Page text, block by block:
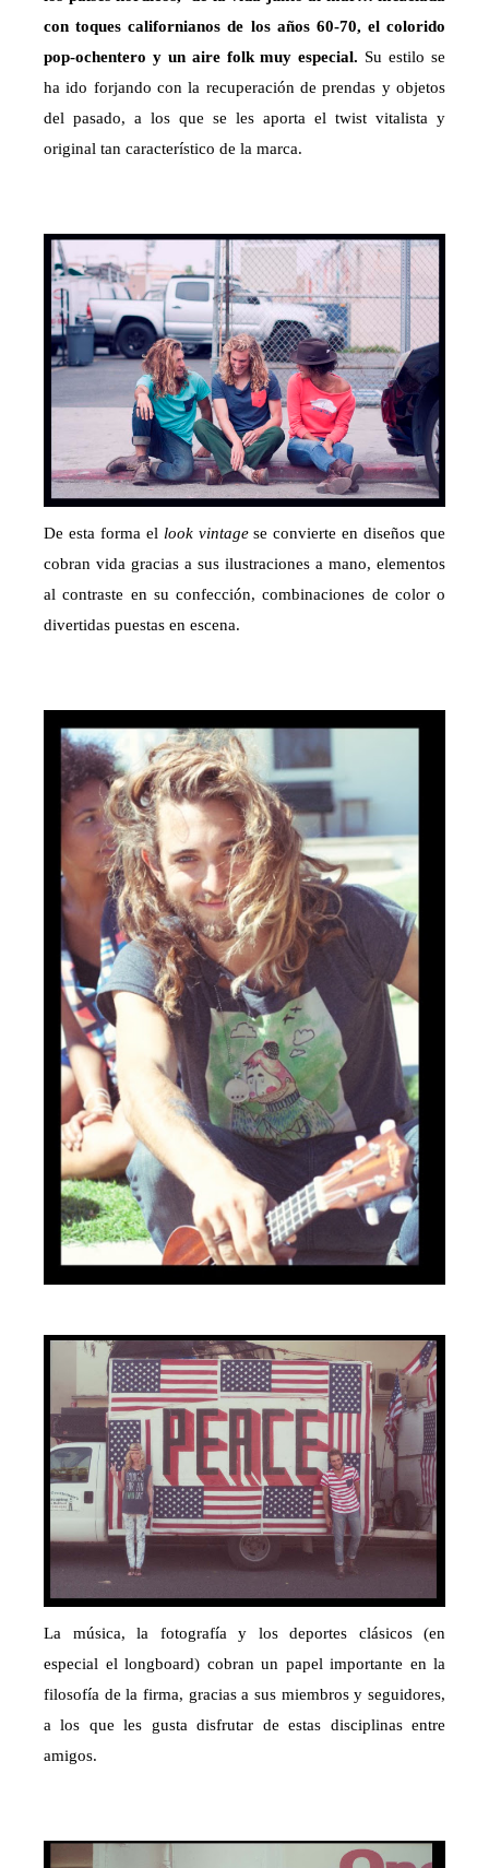
con toques californianos de los años 60-70, el colorido
pop-ochentero y un aire folk muy especial. Su estilo se
ha ido forjando con la recuperación de prendas y objetos
del pasado, a los que se les aporta el twist vitalista y
original tan característico de la marca.
De esta forma el look vintagese convierte en diseños que
cobran vida gracias a sus ilustraciones a mano, elementos
al contraste en su confección, combinaciones de color o
divertidas puestas en escena.
La música, la fotografía y los deportes clásicos (en
especial el longboard) cobran un papel importante en la
filosofía de la firma, gracias a sus miembros y seguidores,
a los que les gusta disfrutar de estas disciplinas entre
amigos.